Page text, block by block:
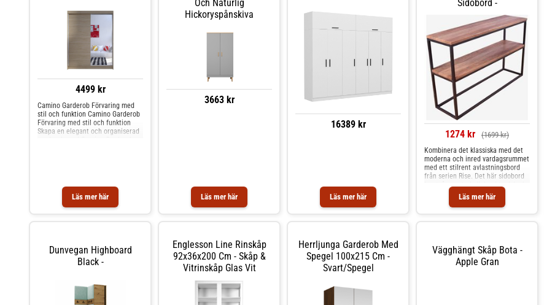
4499 kr
Läs mer här
Camino Garderob Förvaring med
stil och funktion Camino Garderob
Förvaring med stil och funktion
Skapa en elegant och organiserad
tidlösa stil passar den perfekt in i
alla typer av inredningar. Skapa en
elegant och
Och Naturlig
Hickoryspånskiva
3663 kr
Läs mer här
16389 kr
Läs mer här
Sidobord -
1274 kr (1699 kr)
Läs mer här
Kombinera det klassiska med det
moderna och inred vardagsrummet
med ett stilrent avlastningsbord
från serien Rise. Det här sidobord
har två smarta hyllplan i teak-look
och ett svart underrede i stål. Den
jordnära och tidlösa
helhetsdesignen erbjuder
Dunvegan Highboard
Black -
Englesson Line Rinskåp
92x36x200 Cm - Skåp &
Vitrinskåp Glas Vit
Herrljunga Garderob Med
Spegel 100x215 Cm -
Svart/Spegel
Vägghängt Skåp Bota -
Apple Gran